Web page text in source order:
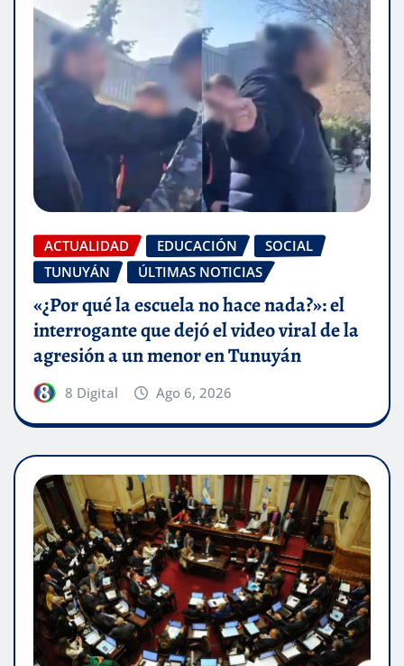
ACTUALIDAD EDUCACIÓN
SOCIAL
TUNUYÁN
ÚLTIMAS NOTICIAS
«¿Por qué la escuela no hace nada?»: el
interrogante que dejó el video viral de la
agresión a un menor en Tunuyán
8 Digital Ago 6, 2026